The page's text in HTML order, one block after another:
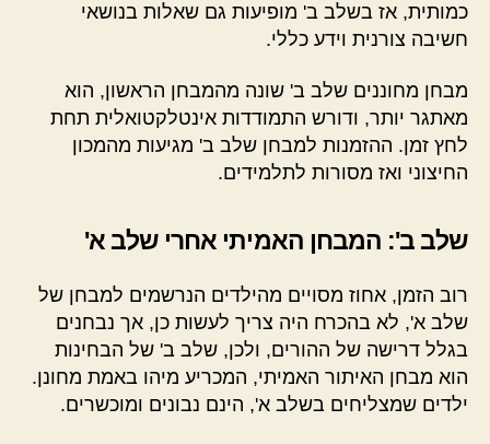
כמותית, אז בשלב ב' מופיעות גם שאלות בנושאי
חשיבה צורנית וידע כללי.
מבחן מחוננים שלב ב' שונה מהמבחן הראשון, הוא
מאתגר יותר, ודורש התמודדות אינטלקטואלית תחת
לחץ זמן. ההזמנות למבחן שלב ב' מגיעות מהמכון
החיצוני ואז מסורות לתלמידים.
שלב ב': המבחן האמיתי אחרי שלב א'
רוב הזמן, אחוז מסויים מהילדים הנרשמים למבחן של
שלב א', לא בהכרח היה צריך לעשות כן, אך נבחנים
בגלל דרישה של ההורים, ולכן, שלב ב' של הבחינות
הוא מבחן האיתור האמיתי, המכריע מיהו באמת מחונן.
ילדים שמצליחים בשלב א', הינם נבונים ומוכשרים.